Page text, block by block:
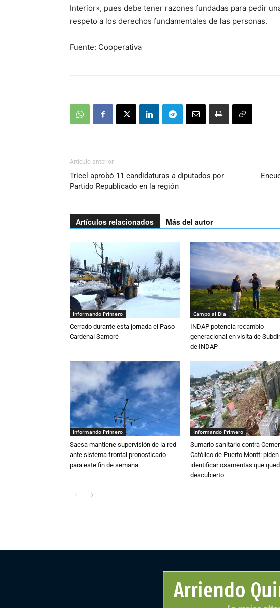
Interior», pues debe tener razones fundadas para pedir
respeto a los derechos fundamentales de las personas.
Fuente: Cooperativa
Artículo anterior
Tricel aprobó 11 candidaturas a diputados por
Partido Republicado en la región
Artículos relacionados Más del autor
Informando Primero
Cerrado durante esta jornada el Paso
Cardenal Samoré
Campo al Día
INDAP potencia recambio
generacional en visita de
de INDAP
Informando Primero
Saesa mantiene supervisión de la red
ante sistema frontal pronosticado
para este fin de semana
Informando Primero
Sumario sanitario contra
Católico de Puerto Montt: piden
identificar osamentas que
descubierto